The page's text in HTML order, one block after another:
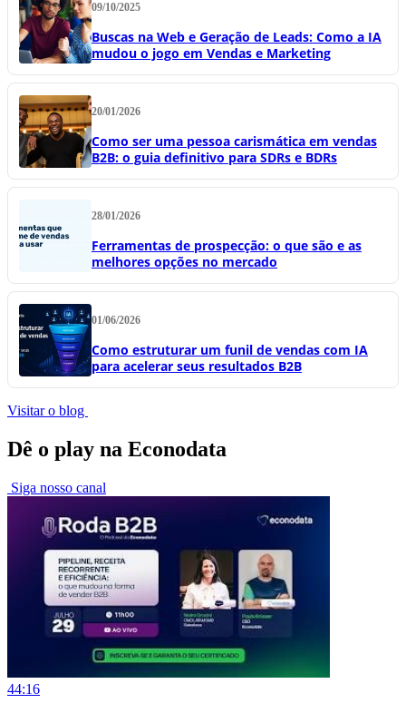
09/10/2025
Buscas na Web e Geração de Leads: Como a IA
mudou o jogo em Vendas e Marketing
20/01/2026
Como ser uma pessoa carismática em vendas
B2B: o guia definitivo para SDRs e BDRs
28/01/2026
Ferramentas de prospecção: o que são e as
melhores opções no mercado
01/06/2026
Como estruturar um funil de vendas com IA
para acelerar seus resultados B2B
Visitar o blog
Dê o play na Econodata
Siga nosso canal
44:16